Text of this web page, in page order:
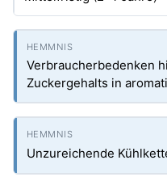
Verbraucherbedenken
Zuckergehalts in
Unzureichende